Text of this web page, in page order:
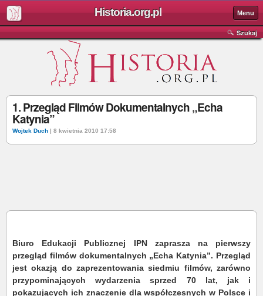
Historia.org.pl Menu
Szukaj
1. Przegląd Filmów Dokumentalnych „Echa
Katynia”
Wojtek Duch | 8 kwietnia 2010 17:58
Biuro Edukacji Publicznej IPN zaprasza na pierwszy
przegląd filmów dokumentalnych „Echa Katynia”. Przegląd
jest okazją do zaprezentowania siedmiu filmów, zarówno
przypominających wydarzenia sprzed 70 lat, jak i
pokazujących ich znaczenie dla współczesnych w Polsce i